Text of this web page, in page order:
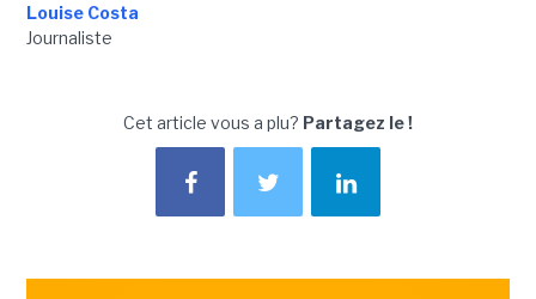
Louise Costa
Journaliste
Cet article vous a plu? Partagez le !